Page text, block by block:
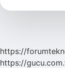
https://
https://